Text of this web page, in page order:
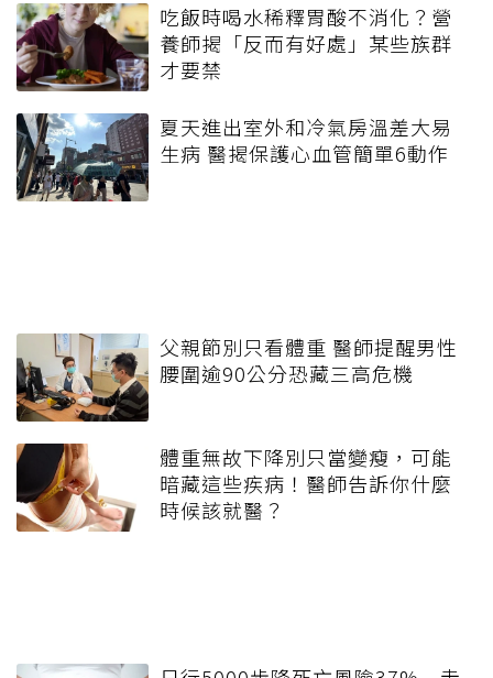
吃飯時喝水稀釋胃酸不消化？營
養師揭「反而有好處」某些族群
才要禁
夏天進出室外和冷氣房溫差大易
生病 醫揭保護心血管簡單6動作
父親節別只看體重 醫師提醒男性
腰圍逾90公分恐藏三高危機
體重無故下降別只當變瘦，可能
暗藏這些疾病！醫師告訴你什麼
時候該就醫？